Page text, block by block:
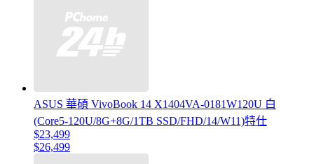
ASUS 華碩 VivoBook 14 X1404VA-0181W120U 白
(Core5-120U/8G+8G/1TB SSD/FHD/14/W11)特仕
$23,499
$26,499